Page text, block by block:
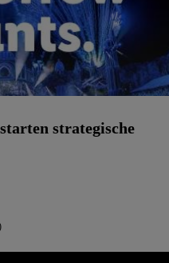
strategische